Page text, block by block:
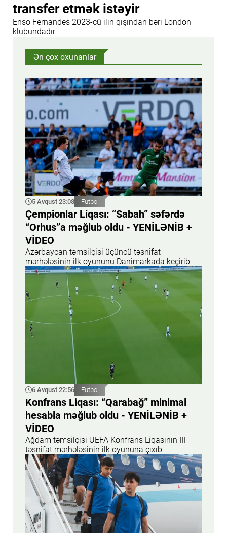
transfer etmək istəyir
Enso Fernandes 2023-cü ilin qışından bəri London
klubundadır
Ən çox oxunanlar
5 Avqust 23:08 Futbol
Çempionlar Liqası: “Sabah” səfərdə
“Orhus”a məğlub oldu - YENİLƏNİB +
VİDEO
Azərbaycan təmsilçisi üçüncü təsnifat
mərhələsinin ilk oyununu Danimarkada keçirib
6 Avqust 22:56 Futbol
Konfrans Liqası: “Qarabağ” minimal
hesabla məğlub oldu - YENİLƏNİB +
VİDEO
Ağdam təmsilçisi UEFA Konfrans Liqasının III
təsnifat mərhələsinin ilk oyununa çıxıb